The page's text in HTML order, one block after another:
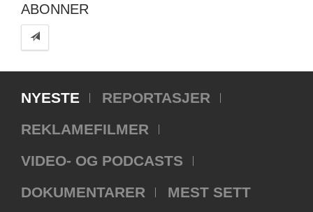
ABONNER
NYESTE
REPORTASJER
REKLAMEFILMER
VIDEO- OG PODCASTS
DOKUMENTARER
MEST SETT